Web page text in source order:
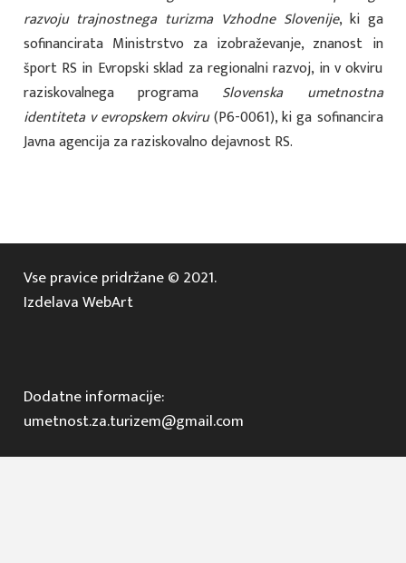
razvoju trajnostnega turizma Vzhodne Slovenije, ki ga
sofinancirata Ministrstvo za izobraževanje, znanost in
šport RS in Evropski sklad za regionalni razvoj, in v okviru
raziskovalnega programa Slovenska umetnostna
identiteta v evropskem okviru(P6-0061), ki ga sofinancira
Javna agencija za raziskovalno dejavnost RS.
Vse pravice pridržane © 2021.
Izdelava WebArt
Dodatne informacije:
umetnost.za.turizem@gmail.com